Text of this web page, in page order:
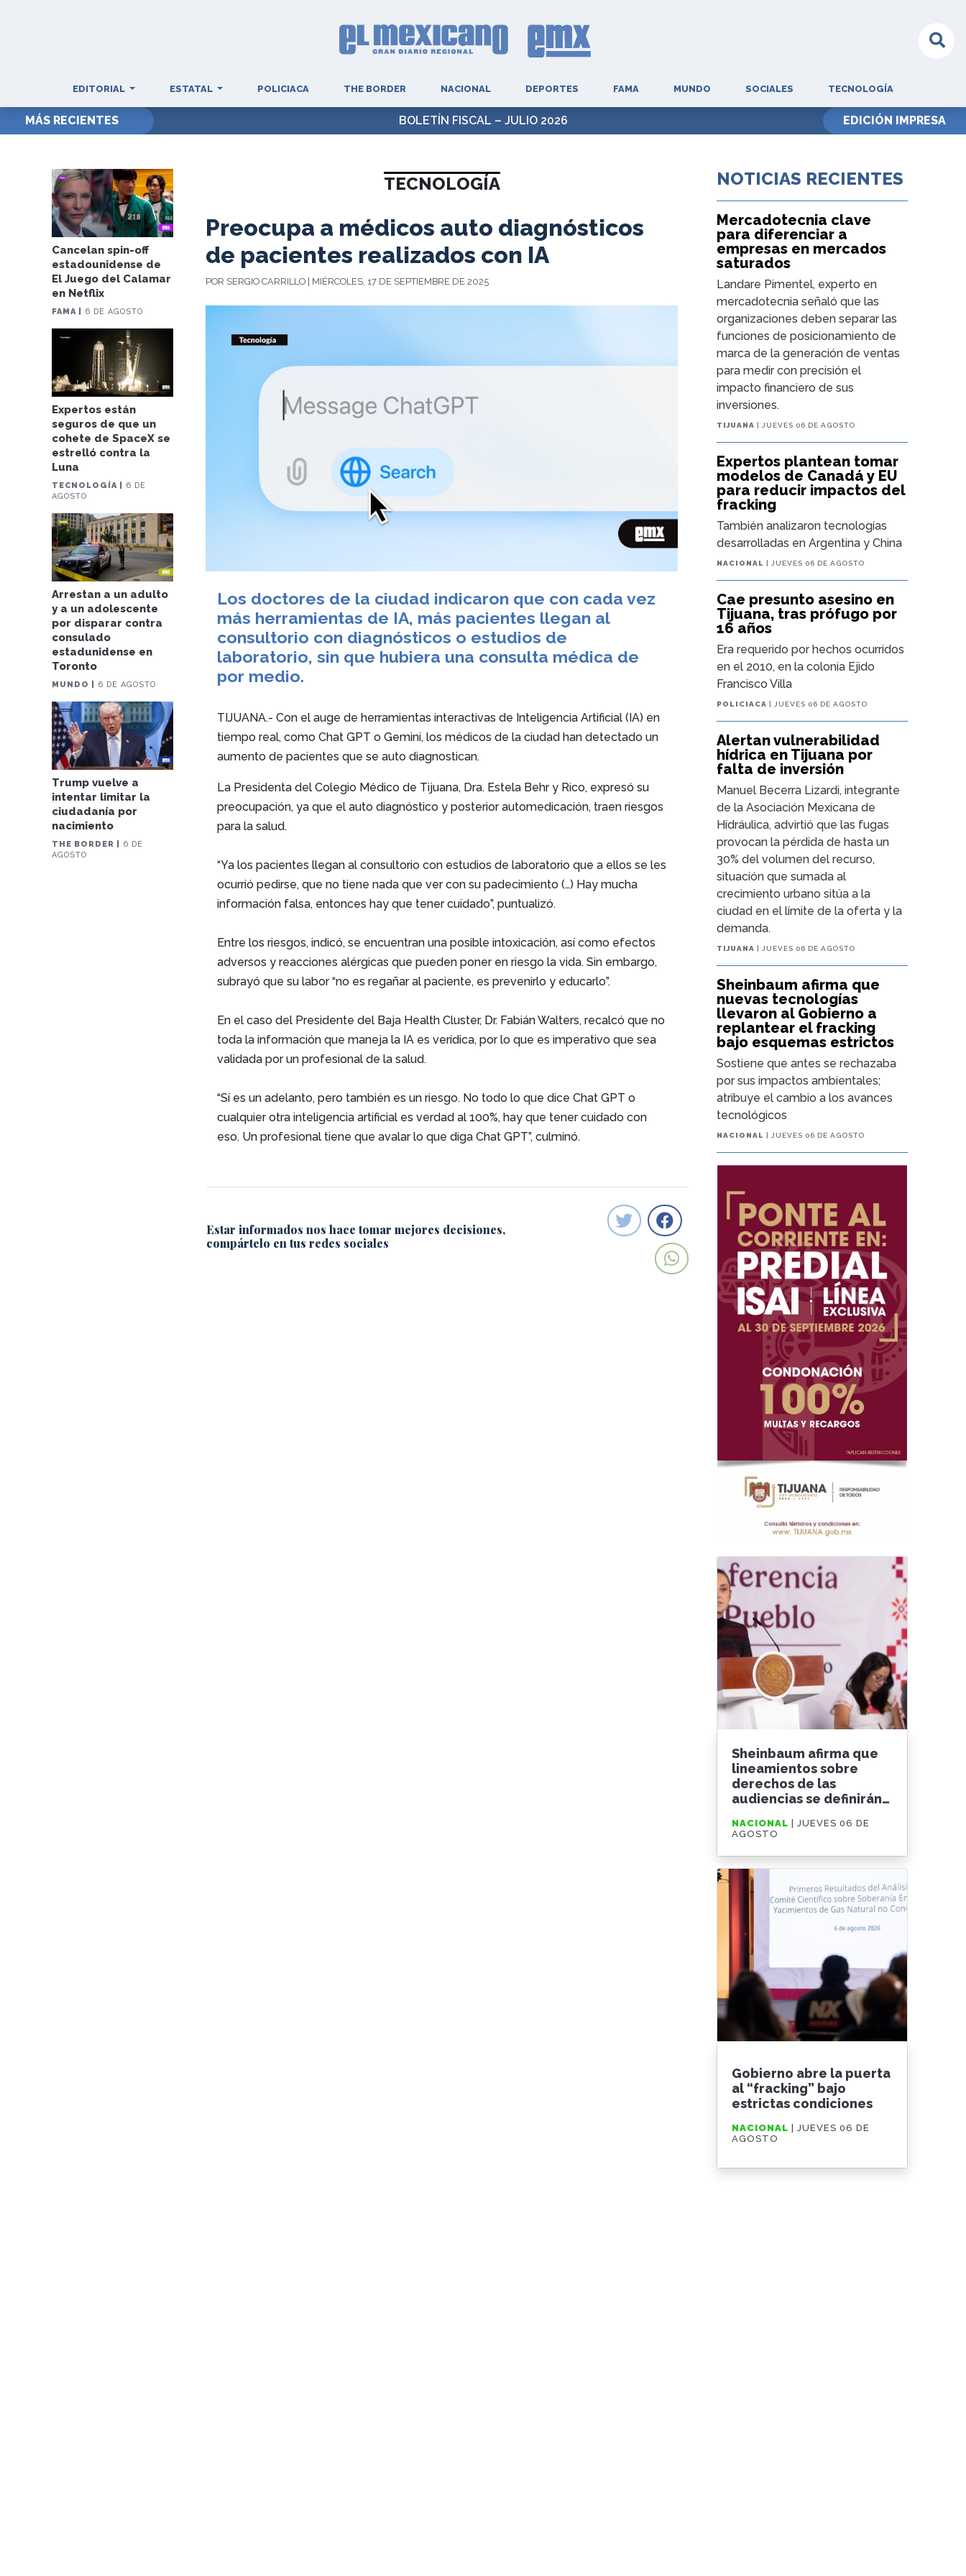
EDITORIAL ESTATAL POLICIACA THE BORDER NACIONAL DEPORTES FAMA MUNDO SOCIALES TECNOLOGÍA
MÁS RECIENTES DETIENEN A EX GOBERNADOR ÁNGEL AGUIRRE POR CASO AYOTZINAPA EDICIÓN IMPRESA
Cancelan spin-off
estadounidense de
El Juego del Calamar
en Netflix
FAMA | 6 DE AGOSTO
Expertos están
seguros de que un
cohete de SpaceX se
estrelló contra la
Luna
TECNOLOGÍA |
6 DE
AGOSTO
Arrestan a un adulto
y a un adolescente
por disparar contra
consulado
estadunidense en
Toronto
MUNDO | 6 DE AGOSTO
Trump vuelve a
intentar limitar la
ciudadanía por
nacimiento
THE BORDER |
6 DE
AGOSTO
TECNOLOGÍA
Preocupa a médicos auto diagnósticos
de pacientes realizados con IA
POR SERGIO CARRILLO | MIÉRCOLES, 17 DE SEPTIEMBRE DE 2025
Los doctores de la ciudad indicaron que con cada vez
más herramientas de IA, más pacientes llegan al
consultorio con diagnósticos o estudios de
laboratorio, sin que hubiera una consulta médica de
por medio.
TIJUANA.- Con el auge de herramientas interactivas de Inteligencia Artificial (IA) en
tiempo real, como Chat GPT o Gemini, los médicos de la ciudad han detectado un
aumento de pacientes que se auto diagnostican.
La Presidenta del Colegio Médico de Tijuana, Dra. Estela Behr y Rico, expresó su
preocupación, ya que el auto diagnóstico y posterior automedicación, traen riesgos
para la salud.
“Ya los pacientes llegan al consultorio con estudios de laboratorio que a ellos se les
ocurrió pedirse, que no tiene nada que ver con su padecimiento (…) Hay mucha
información falsa, entonces hay que tener cuidado”, puntualizó.
Entre los riesgos, indicó, se encuentran una posible intoxicación, así como efectos
adversos y reacciones alérgicas que pueden poner en riesgo la vida. Sin embargo,
subrayó que su labor “no es regañar al paciente, es prevenirlo y educarlo”.
En el caso del Presidente del Baja Health Cluster, Dr. Fabián Walters, recalcó que no
toda la información que maneja la IA es verídica, por lo que es imperativo que sea
validada por un profesional de la salud.
“Sí es un adelanto, pero también es un riesgo. No todo lo que dice Chat GPT o
cualquier otra inteligencia artificial es verdad al 100%, hay que tener cuidado con
eso. Un profesional tiene que avalar lo que diga Chat GPT”, culminó.
Estar informados nos hace tomar mejores decisiones,
compártelo en tus redes sociales
NOTICIAS RECIENTES
Mercadotecnia clave
para diferenciar a
empresas en mercados
saturados
Landare Pimentel, experto en
mercadotecnia señaló que las
organizaciones deben separar las
funciones de posicionamiento de
marca de la generación de ventas
para medir con precisión el
impacto financiero de sus
inversiones.
TIJUANA | JUEVES 06 DE AGOSTO
Expertos plantean tomar
modelos de Canadá y EU
para reducir impactos del
fracking
También analizaron tecnologías
desarrolladas en Argentina y China
NACIONAL | JUEVES 06 DE AGOSTO
Cae presunto asesino en
Tijuana, tras prófugo por
16 años
Era requerido por hechos ocurridos
en el 2010, en la colonia Ejido
Francisco Villa
POLICIACA | JUEVES 06 DE AGOSTO
Alertan vulnerabilidad
hídrica en Tijuana por
falta de inversión
Manuel Becerra Lizardi, integrante
de la Asociación Mexicana de
Hidráulica, advirtió que las fugas
provocan la pérdida de hasta un
30% del volumen del recurso,
situación que sumada al
crecimiento urbano sitúa a la
ciudad en el límite de la oferta y la
demanda.
TIJUANA | JUEVES 06 DE AGOSTO
Sheinbaum afirma que
nuevas tecnologías
llevaron al Gobierno a
replantear el fracking
bajo esquemas estrictos
Sostiene que antes se rechazaba
por sus impactos ambientales;
atribuye el cambio a los avances
tecnológicos
NACIONAL | JUEVES 06 DE AGOSTO
Sheinbaum afirma que
lineamientos sobre
derechos de las
audiencias se definirán
NACIONAL
| JUEVES 06 DE
AGOSTO
Gobierno abre la puerta
al “fracking” bajo
estrictas condiciones
NACIONAL| JUEVES 06 DE
AGOSTO